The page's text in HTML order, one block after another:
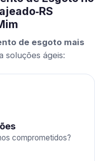
de esgoto mais
soluções ágeis:
comprometidos?